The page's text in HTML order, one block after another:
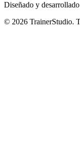
Diseñado y
© 2026 TrainerStudio.